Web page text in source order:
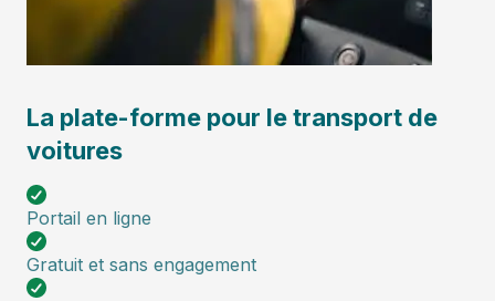
La plate-forme pour le transport de
voitures
Portail en ligne
Gratuit et sans engagement